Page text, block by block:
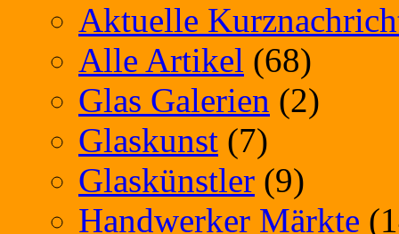
Aktuelle
Alle Artikel (68)
Glas Galerien (2)
Glaskunst (7)
Glaskünstler (9)
Handwerker Märkte